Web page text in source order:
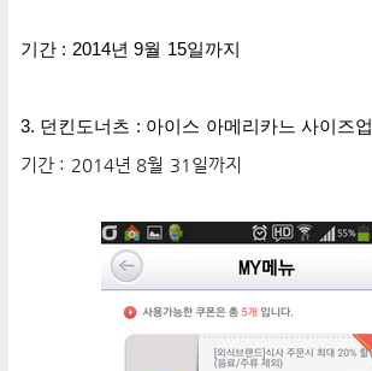
기간 : 2014년 9월 15일까지
3. 던킨도너츠 : 아이스 아메리카느 사이즈업
기간 : 2014년 8월 31일까지